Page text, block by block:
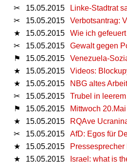
✂
15.05.2015
Linke-Stadtrat
✂
15.05.2015
Verbotsantrag:
★
15.05.2015
Wie ich
✂
15.05.2015
Gewalt gegen
⚑
15.05.2015
Venezuela-
★
15.05.2015
Videos:
★
15.05.2015
NBG altes
✂
15.05.2015
Trubel in
⚑
15.05.2015
Mittwoch
★
15.05.2015
RQAve
✂
15.05.2015
AfD: Egos für
★
15.05.2015
★
15.05.2015 Israel: what is